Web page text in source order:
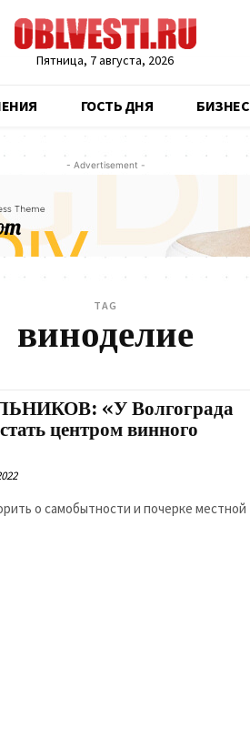
Пятница, 7 августа, 2026
ГОСТЬ ДНЯ БИЗНЕС
- Advertisement -
TAG
виноделие
«У Волгограда
центром винного
о самобытности и почерке местной